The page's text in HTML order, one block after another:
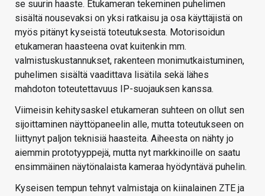
se suurin haaste. Etukameran tekeminen puhelimen
sisältä nousevaksi on yksi ratkaisu ja osa käyttäjistä on
myös pitänyt kyseistä toteutuksesta. Motorisoidun
etukameran haasteena ovat kuitenkin mm.
valmistuskustannukset, rakenteen monimutkaistuminen,
puhelimen sisältä vaadittava lisätila sekä lähes
mahdoton toteutettavuus IP-suojauksen kanssa.
Viimeisin kehitysaskel etukameran suhteen on ollut sen
sijoittaminen näyttöpaneelin alle, mutta toteutukseen on
liittynyt paljon teknisiä haasteita. Aiheesta on nähty jo
aiemmin prototyyppejä, mutta nyt markkinoille on saatu
ensimmäinen näytönalaista kameraa hyödyntävä puhelin.
Kyseisen tempun tehnyt valmistaja on kiinalainen ZTE ja